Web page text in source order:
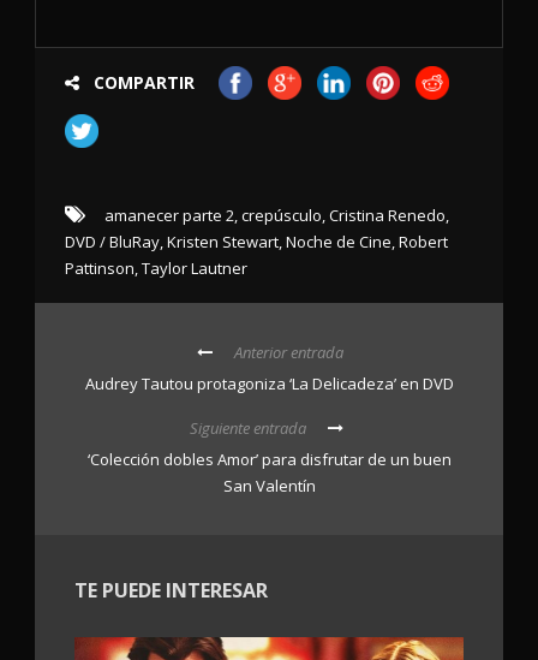
COMPARTIR
amanecer parte 2,crepúsculo,Cristina Renedo,
DVD / BluRay,Kristen Stewart,Noche de Cine,Robert
Pattinson,Taylor Lautner
Anterior entrada
Audrey Tautou protagoniza ‘La Delicadeza’ en DVD
Siguiente entrada
‘Colección dobles Amor’ para disfrutar de un buen
San Valentín
TE PUEDE INTERESAR